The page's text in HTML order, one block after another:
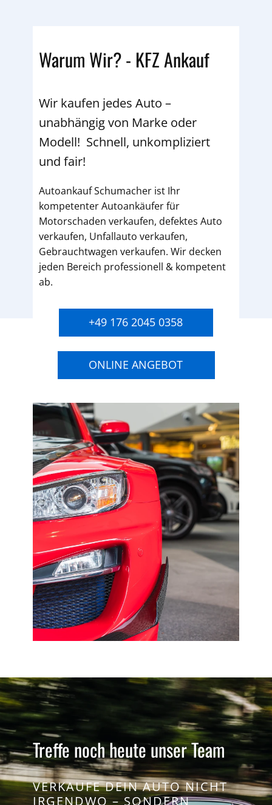
Warum Wir? - KFZ Ankauf
Wir kaufen jedes Auto –
unabhängig von Marke oder
Modell! Schnell, unkompliziert
und fair!
Autoankauf Schumacher ist Ihr
kompetenter Autoankäufer für
Motorschaden verkaufen, defektes Auto
verkaufen, Unfallauto verkaufen,
Gebrauchtwagen verkaufen. Wir decken
jeden Bereich professionell & kompetent
ab.
+49 176 2045 0358
ONLINE ANGEBOT
Treffe noch heute unser Team
VERKAUFE DEIN AUTO NICHT
IRGENDWO – SONDERN